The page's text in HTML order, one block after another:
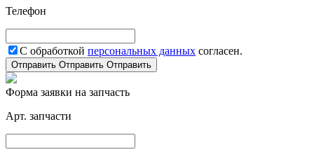
Телефон
С обработкой персональных данных согласен.
Отправить Отправить Отправить
Форма заявки на запчасть
Арт. запчасти